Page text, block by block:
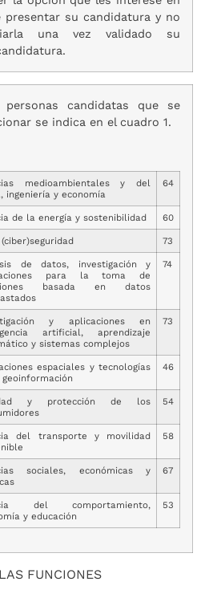
presentar su candidatura y no
una vez validado su
candidatas que se
se indica en el cuadro 1.
medioambientales y del
ingeniería y economía
64
de la energía y sostenibilidad 60
(ciber)seguridad 73
de datos, investigación y
para la toma de
basada en datos
74
y aplicaciones en
artificial, aprendizaje
y sistemas complejos
73
espaciales y tecnologías
46
y protección de los
54
del transporte y movilidad
58
sociales, económicas y
67
del comportamiento,
y educación
53
FUNCIONES